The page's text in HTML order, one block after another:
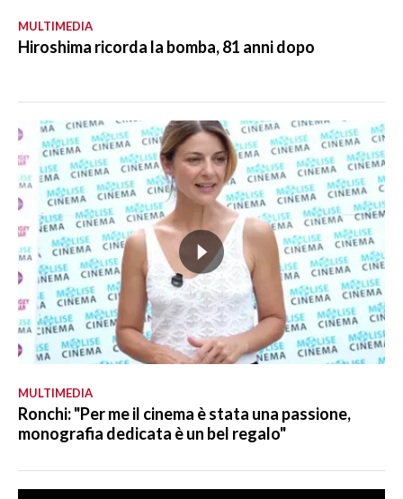
MULTIMEDIA
Hiroshima ricorda la bomba, 81 anni dopo
MULTIMEDIA
Ronchi: "Per me il cinema è stata una passione,
monografia dedicata è un bel regalo"